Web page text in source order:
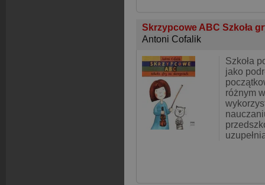
Skrzypcowe ABC Szkoła
Antoni Cofalik
Szkoła
jako
różnym